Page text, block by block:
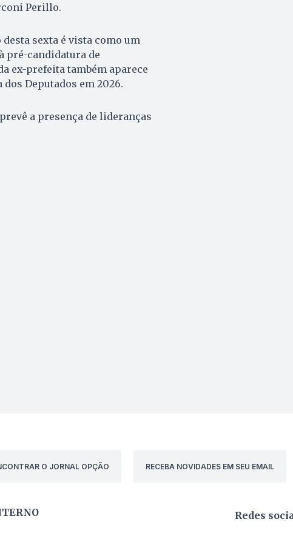
Perillo.
sexta é vista como um
pré-candidatura de
ex-prefeita também aparece
dos Deputados em 2026.
a presença de lideranças
O JORNAL OPÇÃO
RECEBA NOVIDADES EM SEU EMAIL
Redes